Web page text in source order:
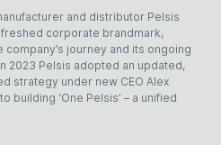
and distributor Pelsis
corporate brandmark,
journey and its ongoing
Pelsis adopted an updated,
strategy under new CEO Alex
building ‘One Pelsis’ – a unified